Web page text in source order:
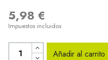
5,98 €
Impuestos incluidos
Añadir al carrito